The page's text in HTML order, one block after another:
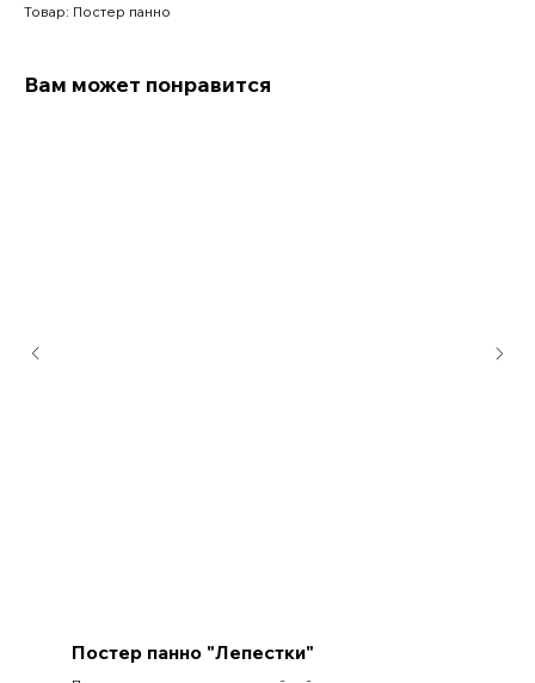
Товар: Постер панно
Вам может понравится
Постер панно "Лепестки"